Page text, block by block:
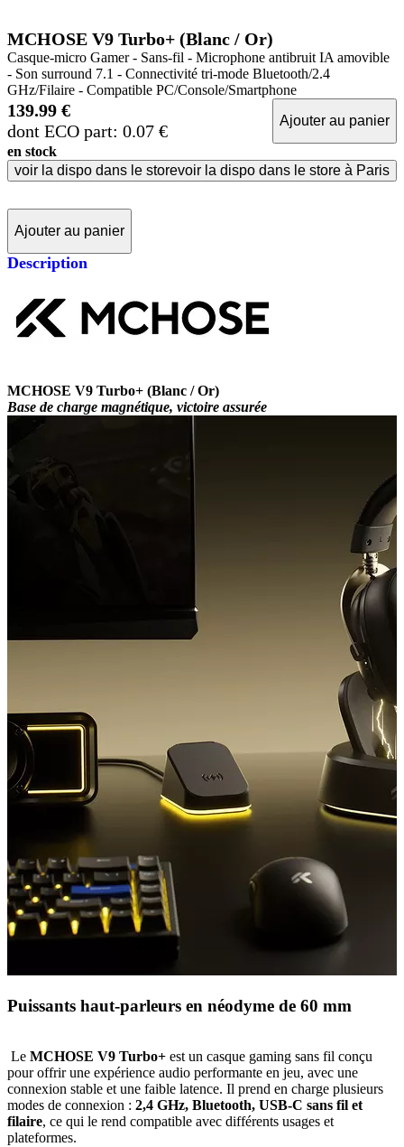
MCHOSE V9 Turbo+ (Blanc / Or)
Casque-micro Gamer - Sans-fil - Microphone antibruit IA amovible
- Son surround 7.1 - Connectivité tri-mode Bluetooth/2.4
GHz/Filaire - Compatible PC/Console/Smartphone
139.99 €
dont ECO part: 0.07 €
Ajouter au panier
en stock
voir la dispo dans le storevoir la dispo dans le store à Paris
Ajouter au panier
Description
MCHOSE V9 Turbo+ (Blanc / Or)
Base de charge magnétique, victoire assurée
Puissants haut-parleurs en néodyme de 60 mm
Le MCHOSE V9 Turbo+ est un casque gaming sans fil conçu
pour offrir une expérience audio performante en jeu, avec une
connexion stable et une faible latence. Il prend en charge plusieurs
modes de connexion : 2,4 GHz, Bluetooth, USB-C sans fil et
filaire, ce qui le rend compatible avec différents usages et
plateformes.